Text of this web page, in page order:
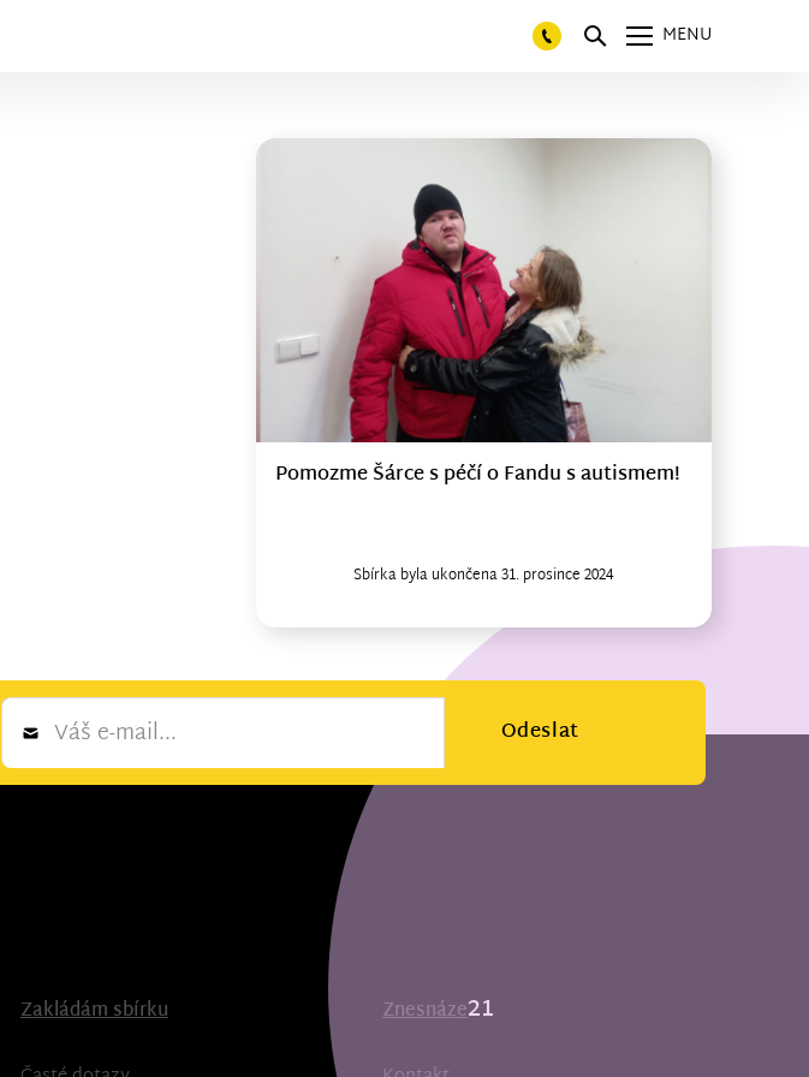
MENU
Pomozme Šárce s péčí o Fandu s autismem!
Sbírka byla ukončena 31. prosince 2024
Newsletter
Odeslat
Zakládám sbírku
Znesnáze21